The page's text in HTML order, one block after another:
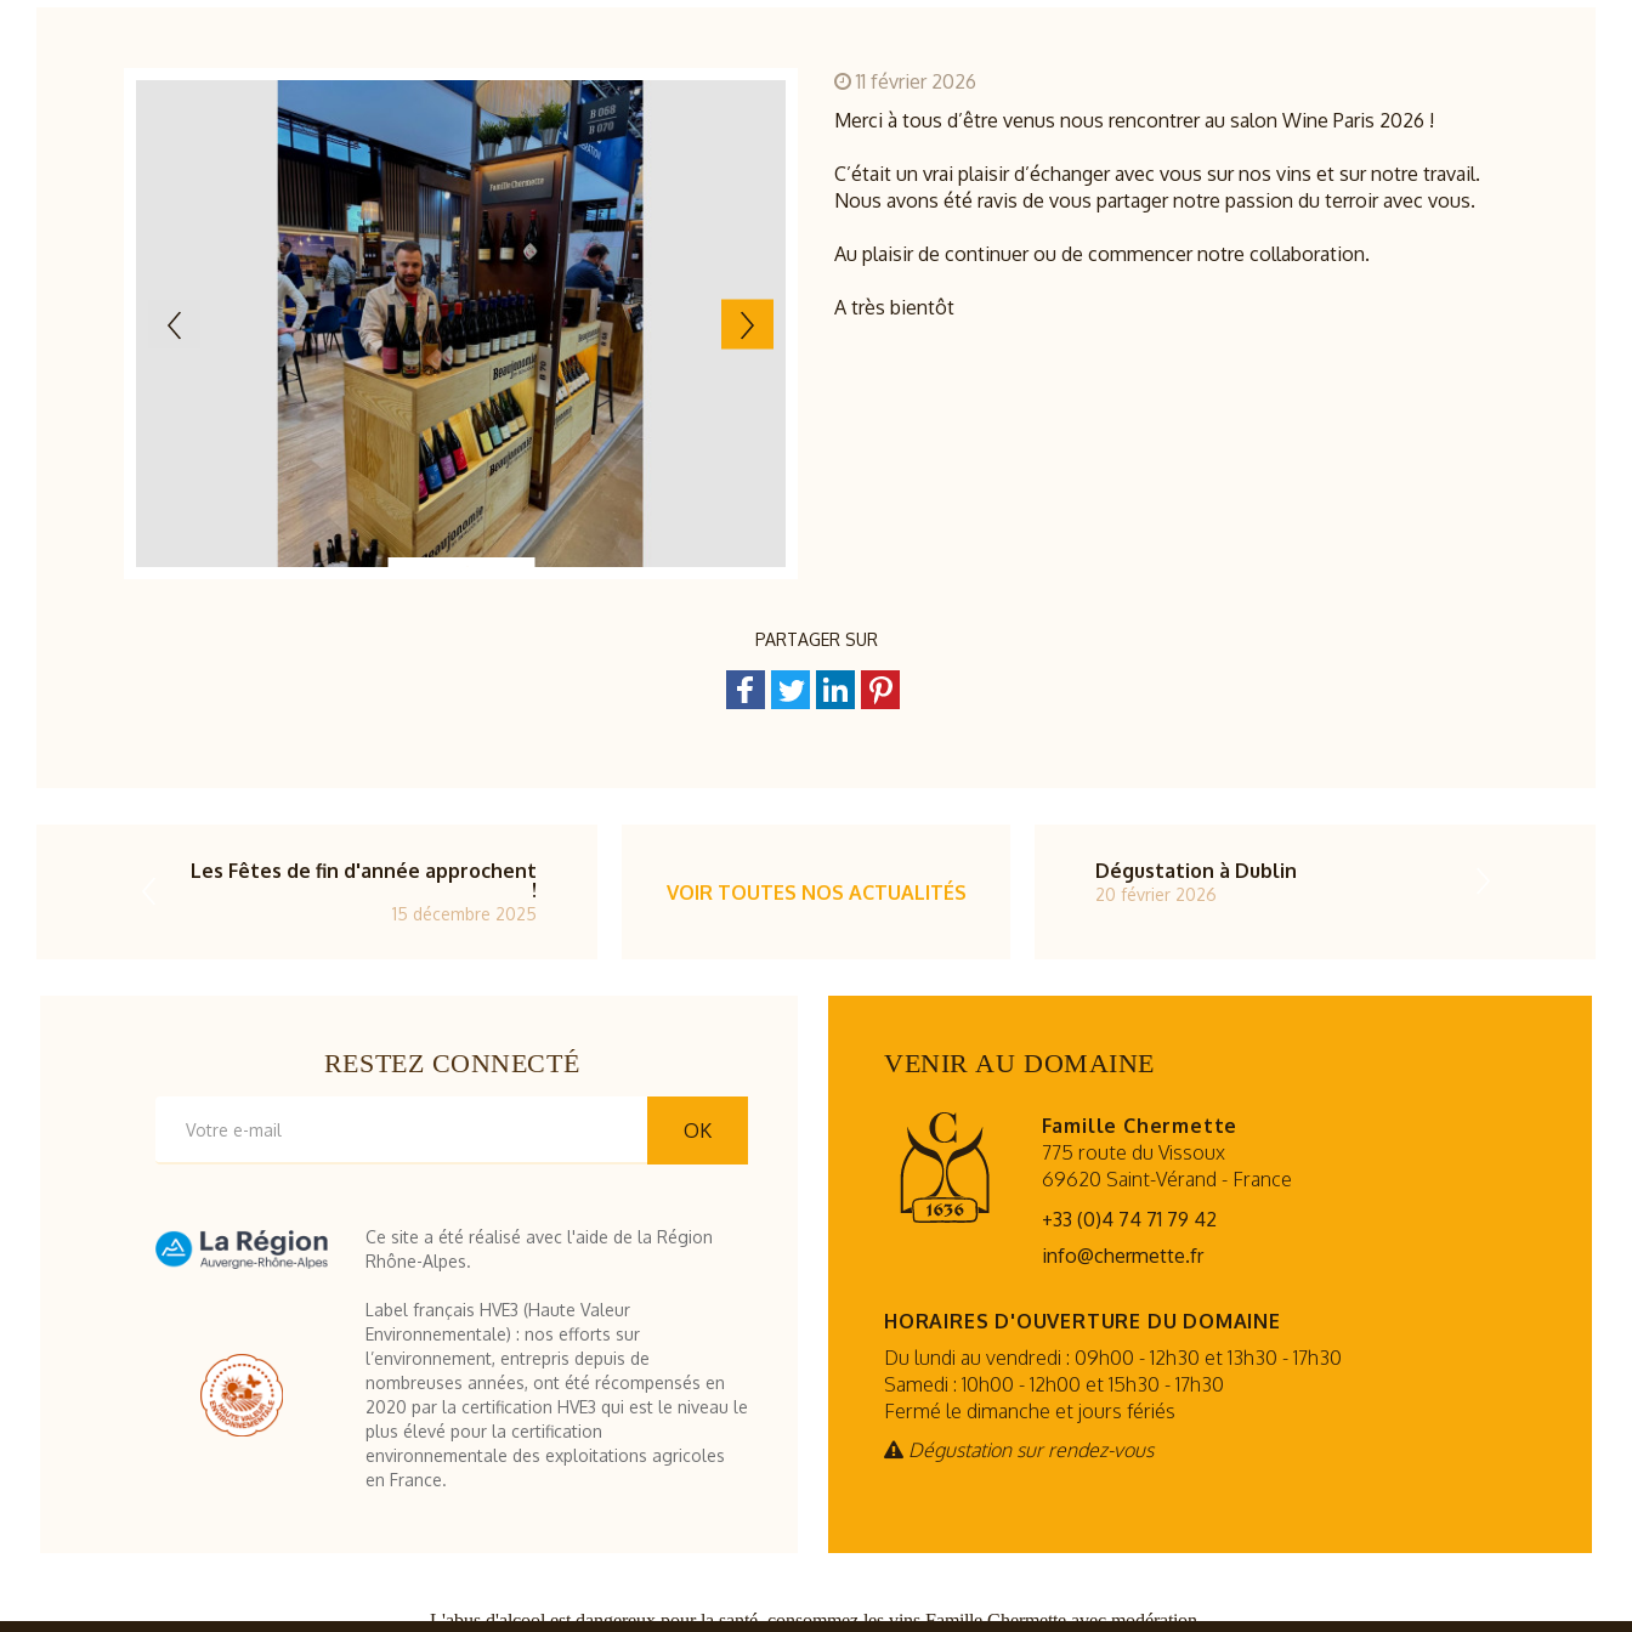
11 février 2026
Merci à tous d’être venus nous rencontrer au salon Wine Paris 2026 !
C’était un vrai plaisir d’échanger avec vous sur nos vins et sur notre travail.
Nous avons été ravis de vous partager notre passion du terroir avec vous.
Au plaisir de continuer ou de commencer notre collaboration.
A très bientôt
PARTAGER SUR
Les Fêtes de fin d'année approchent
!
15 décembre 2025
VOIR TOUTES NOS ACTUALITÉS
Dégustation à Dublin
20 février 2026
VENIR AU DOMAINE
Famille Chermette
775 route du Vissoux
69620 Saint-Vérand -France
+33 (0)4 74 71 79 42
info@chermette.fr
HORAIRES D'OUVERTURE DU DOMAINE
Du lundi au vendredi : 09h00 - 12h30 et 13h30 - 17h30
Samedi : 10h00 - 12h00 et 15h30 - 17h30
Fermé le dimanche et jours fériés
Dégustation sur rendez-vous
RESTEZ CONNECTÉ
OK
Ce site a été réalisé avec l'aide de la Région
Rhône-Alpes.
Label français HVE3 (Haute Valeur
Environnementale) : nos efforts sur
l’environnement, entrepris depuis de
nombreuses années, ont été récompensés en
2020 par la certification HVE3 qui est le niveau le
plus élevé pour la certification
environnementale des exploitations agricoles
en France.
L'abus d'alcool est dangereux pour la santé, consommez les vins Famille Chermette avec modération.